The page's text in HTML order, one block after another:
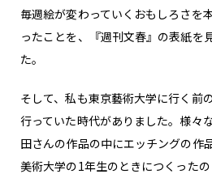
毎週絵が変わっていくおもしろさを
ったことを、『週刊文春』の表紙を
た。
そして、私も東京藝術大学に行く前
行っていた時代がありました。様々
田さんの作品の中にエッチングの作
美術大学の1年生のときにつくった